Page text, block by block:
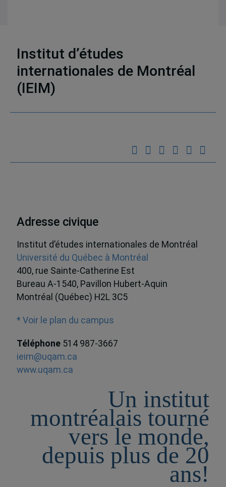
7 résultats
Institut d’études
internationales de Montréal
(IEIM)
Adresse civique
Institut d’études internationales de Montréal
Université du Québec à Montréal
400, rue Sainte-Catherine Est
Bureau A-1540, Pavillon Hubert-Aquin
Montréal (Québec) H2L 3C5
* Voir le plan du campus
Téléphone 514 987-3667
ieim@uqam.ca
www.uqam.ca
Un institut
montréalais tourné
vers le monde,
depuis plus de 20
ans!